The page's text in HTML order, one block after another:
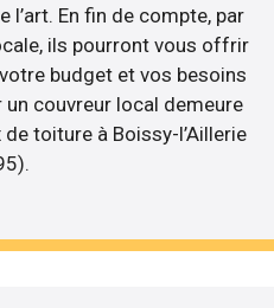
l’art. En fin de compte, par
ils pourront vous offrir
budget et vos besoins
couvreur local demeure
toiture à Boissy-l’Aillerie